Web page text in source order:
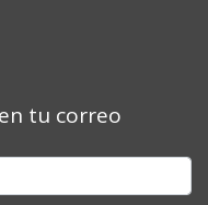
tu correo